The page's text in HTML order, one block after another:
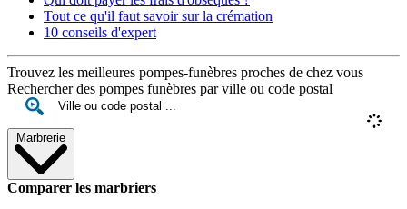
Tout ce qu'il faut savoir sur la crémation
10 conseils d'expert
Trouvez les meilleures pompes-funèbres proches de chez vous
Rechercher des pompes funèbres par ville ou code postal
Marbrerie
Comparer les marbriers